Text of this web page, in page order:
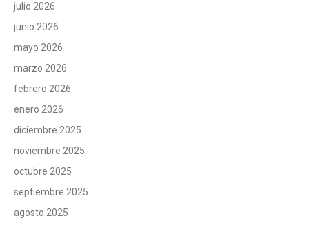
julio 2026
junio 2026
mayo 2026
marzo 2026
febrero 2026
enero 2026
diciembre 2025
noviembre 2025
octubre 2025
septiembre 2025
agosto 2025